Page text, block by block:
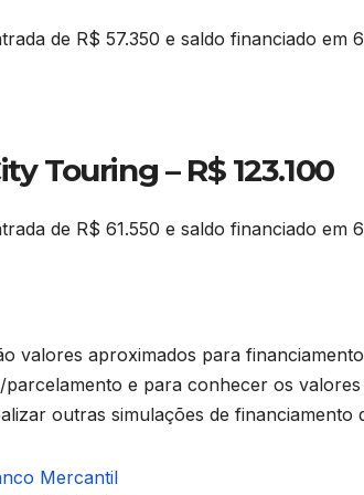
de R$ 57.350 e saldo financiado em
Touring – R$ 123.100
de R$ 61.550 e saldo financiado em
valores aproximados para
parcelamento e para conhecer os
outras simulações de
Mercantil